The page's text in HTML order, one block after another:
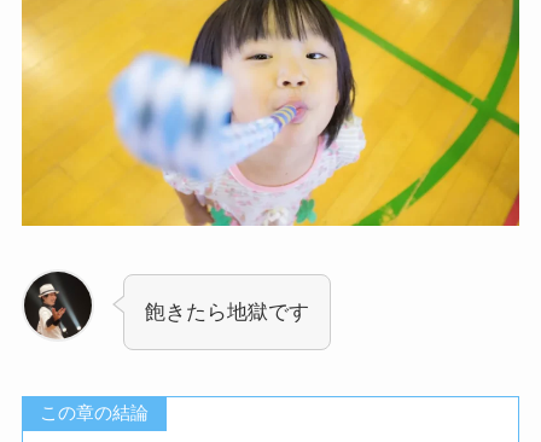
飽きたら地獄です
この章の結論